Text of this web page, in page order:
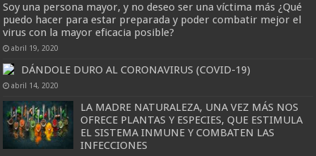
Soy una persona mayor, y no deseo ser una víctima más ¿Qué
puedo hacer para estar preparada y poder combatir mejor el
virus con la mayor eficacia posible?
abril 19, 2020
DÁNDOLE DURO AL CORONAVIRUS (COVID-19)
abril 14, 2020
LA MADRE NATURALEZA, UNA VEZ MÁS NOS
OFRECE PLANTAS Y ESPECIES, QUE ESTIMULA
EL SISTEMA INMUNE Y COMBATEN LAS
INFECCIONES